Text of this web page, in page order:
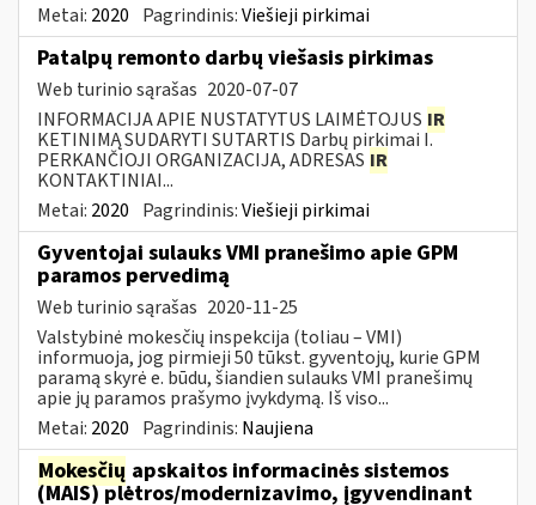
Metai: 2020 Pagrindinis:Viešieji pirkimai
Patalpų remonto darbų viešasis pirkimas
Web turinio sąrašas 2020-07-07
INFORMACIJA APIE NUSTATYTUS LAIMĖTOJUS IR
KETINIMĄ SUDARYTI SUTARTIS Darbų pirkimai I.
PERKANČIOJI ORGANIZACIJA, ADRESAS IR
KONTAKTINIAI...
Metai: 2020 Pagrindinis:Viešieji pirkimai
Gyventojai sulauks VMI pranešimo apie GPM
paramos pervedimą
Web turinio sąrašas 2020-11-25
Valstybinė mokesčių inspekcija (toliau – VMI)
informuoja, jog pirmieji 50 tūkst. gyventojų, kurie GPM
paramą skyrė e. būdu, šiandien sulauks VMI pranešimų
apie jų paramos prašymo įvykdymą. Iš viso...
Metai: 2020 Pagrindinis: Naujiena
Mokesčių apskaitos informacinės sistemos
(MAIS) plėtros/modernizavimo, įgyvendinant